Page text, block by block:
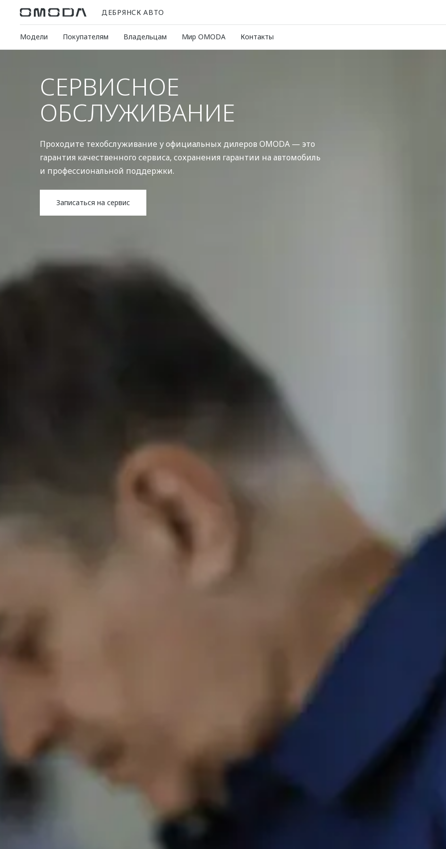
ДЕБРЯНСК АВТО
Модели Покупателям Владельцам Мир OMODA Контакты
СЕРВИСНОЕ
ОБСЛУЖИВАНИЕ
Проходите техобслуживание у официальных дилеров OMODA — это
гарантия качественного сервиса, сохранения гарантии на автомобиль
и профессиональной поддержки.
Записаться на сервис